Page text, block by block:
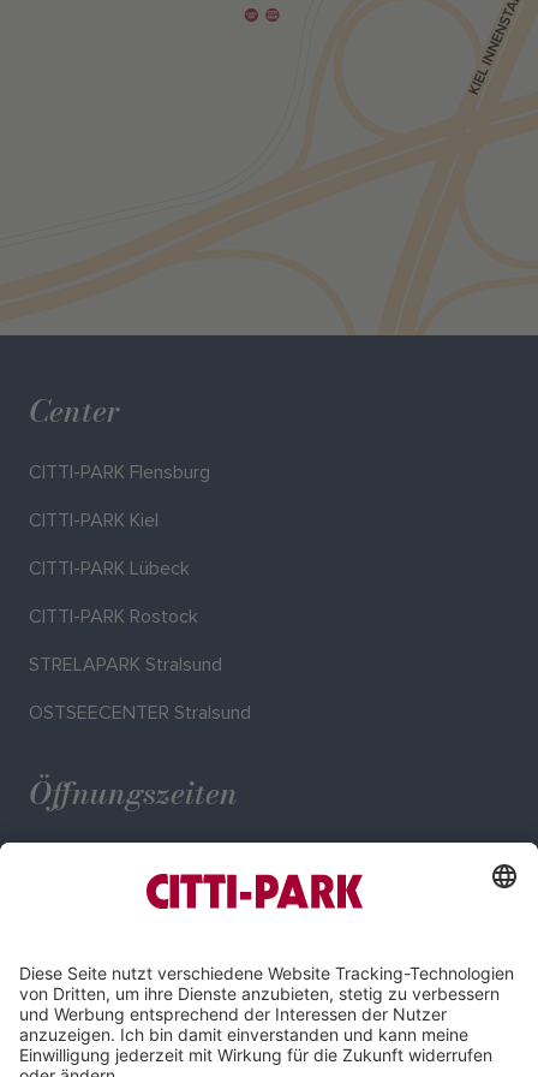
Center
CITTI-PARK Flensburg
CITTI-PARK Kiel
CITTI-PARK Lübeck
CITTI-PARK Rostock
STRELAPARK Stralsund
OSTSEECENTER Stralsund
Öffnungszeiten
Impressum